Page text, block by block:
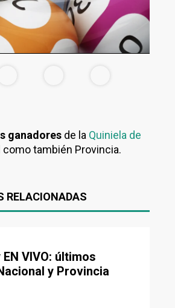
ganadores de la Quiniela de
como también Provincia.
RELACIONADAS
VIVO: últimos
y Provincia